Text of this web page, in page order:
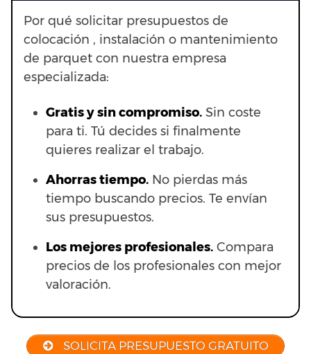
Por qué solicitar presupuestos de
colocación , instalación o mantenimiento
de parquet con nuestra empresa
especializada:
Gratis y sin compromiso. Sin coste
para ti. Tú decides si finalmente
quieres realizar el trabajo.
Ahorras tiempo. No pierdas más
tiempo buscando precios. Te envían
sus presupuestos.
Los mejores profesionales. Compara
precios de los profesionales con mejor
valoración.
SOLICITA PRESUPUESTO GRATUITO